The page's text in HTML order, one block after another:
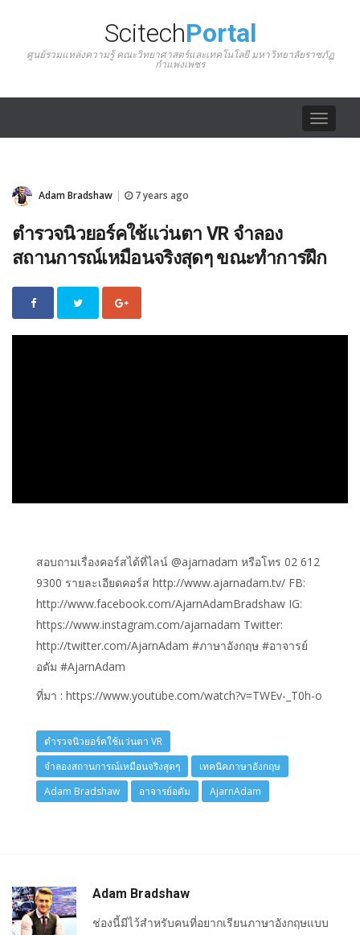
ScitechPortal
ศูนย์รวมแหล่งความรู้ คณะวิทยาศาสตร์และเทคโนโลยี มหาวิทยาลัยราชภัฏ
กำแพงเพชร
Toggle
Adam Bradshaw 7 years ago
ตำรวจนิวยอร์คใช้แว่นตา VR จำลอง
สถานการณ์เหมือนจริงสุดๆ ขณะทำการฝึก
สอบถามเรื่องคอร์สได้ที่ไลน์ @ajarnadam หรือโทร 02 612
9300 รายละเอียดคอร์ส http://www.ajarnadam.tv/ FB:
http://www.facebook.com/AjarnAdamBradshaw IG:
https://www.instagram.com/ajarnadam Twitter:
http://twitter.com/AjarnAdam #ภาษาอังกฤษ #อาจารย์
อดัม #AjarnAdam
ที่มา : https://www.youtube.com/watch?v=TWEv-_T0h-o
ตำรวจนิวยอร์คใช้แว่นตา VR
จำลองสถานการณ์เหมือนจริงสุดๆ
เทคนิคภาษาอังกฤษ
Adam Bradshaw
อาจารย์อดัม AjarnAdam
Adam Bradshaw
ช่องนี้มีไว้สำหรับคนที่อยากเรียนภาษาอังกฤษแบบ